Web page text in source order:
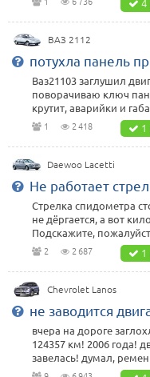
ВАЗ 2112
потухла панель
Ваз21103 заглушил
поворачиваю ключ
крутит, аварийки и
1 2 418
Daewoo Lacetti
Не работает
Стрелка спидометра
не дёргается, а вот
Подскажите,
2 2 687
Chevrolet Lanos
не заводится
вчера на дороге
124357 км! 2006 года!
завелась! думал,